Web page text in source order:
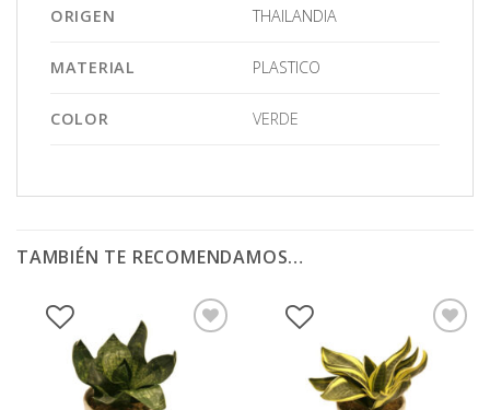
ORIGEN THAILANDIA
MATERIAL PLASTICO
COLOR VERDE
TAMBIÉN TE RECOMENDAMOS…